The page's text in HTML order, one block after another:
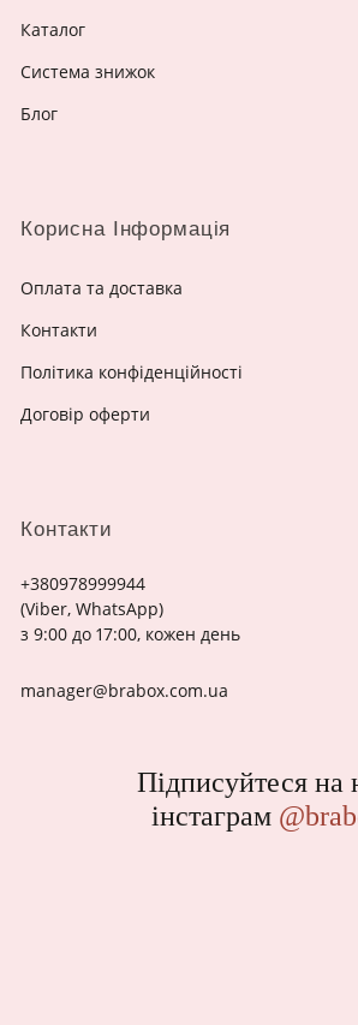
Контакти
+380978999944
(Viber, WhatsApp)
з 9:00 до 17:00, кожен день
manager@brabox.com.ua
Каталог
Система знижок
Блог
Корисна Інформація
Оплата та доставка
Контакти
Політика конфіденційності
Договір оферти
Підписуйтеся на
інстаграм